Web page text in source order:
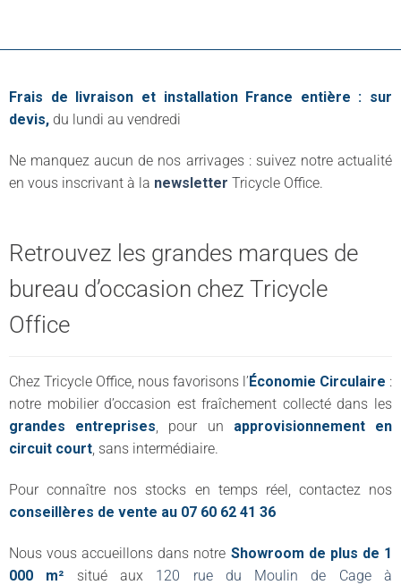
Frais de livraison et installation France entière : sur
devis, du lundi au vendredi
Ne manquez aucun de nos arrivages : suivez notre actualité
en vous inscrivant à la newsletter Tricycle Office.
Retrouvez les grandes marques de
bureau d’occasion chez Tricycle
Office
Chez Tricycle Office, nous favorisons l’Économie Circulaire :
notre mobilier d’occasion est fraîchement collecté dans les
grandes entreprises, pour un approvisionnement en
circuit court, sans intermédiaire.
Pour connaître nos stocks en temps réel, contactez nos
conseillères de vente au 07 60 62 41 36
Nous vous accueillons dans notre Showroom de plus de 1
000 m² situé aux 120 rue du Moulin de Cage à